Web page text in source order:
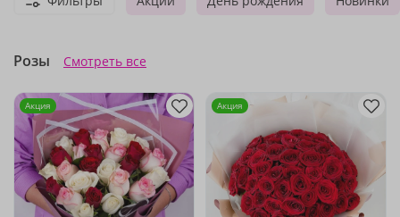
Розы Смотреть все
Акция Акция